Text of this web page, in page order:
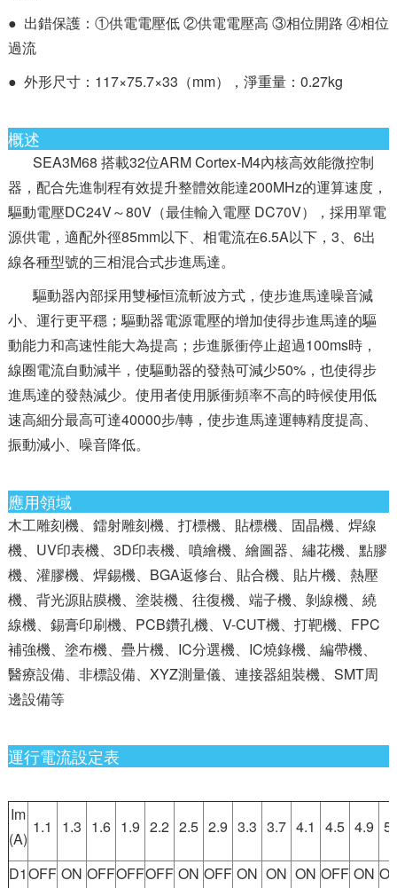
● 出錯保護：①供電電壓低 ②供電電壓高 ③相位開路 ④相位
過流
● 外形尺寸：117×75.7×33（mm），淨重量：0.27kg
概述
SEA3M68 搭載32位ARM Cortex-M4內核高效能微控制
器，配合先進制程有效提升整體效能達200MHz的運算速度，
驅動電壓DC24V～80V（最佳輸入電壓 DC70V），採用單電
源供電，適配外徑85mm以下、相電流在6.5A以下，3、6出
線各種型號的三相混合式步進馬達。
驅動器內部採用雙極恒流斬波方式，使步進馬達噪音減
小、運行更平穩；驅動器電源電壓的增加使得步進馬達的驅
動能力和高速性能大為提高；步進脈衝停止超過100ms時，
線圈電流自動減半，使驅動器的發熱可減少50%，也使得步
進馬達的發熱減少。使用者使用脈衝頻率不高的時候使用低
速高細分最高可達40000步/轉，使步進馬達運轉精度提高、
振動減小、噪音降低。
應用領域
木工雕刻機、鐳射雕刻機、打標機、貼標機、固晶機、焊線
機、UV印表機、3D印表機、噴繪機、繪圖器、繡花機、點膠
機、灌膠機、焊錫機、BGA返修台、貼合機、貼片機、熱壓
機、背光源貼膜機、塗裝機、往復機、端子機、剝線機、繞
線機、錫膏印刷機、PCB鑽孔機、V-CUT機、打靶機、FPC
補強機、塗布機、疊片機、IC分選機、IC燒錄機、編帶機、
醫療設備、非標設備、XYZ測量儀、連接器組裝機、SMT周
邊設備等
運行電流設定表
Im
(A)
1.1 1.3 1.6 1.9 2.2 2.5 2.9 3.3 3.7 4.1 4.5 4.9
D1OFF ON OFFOFFOFF ON OFF ON ON ON OFF ON